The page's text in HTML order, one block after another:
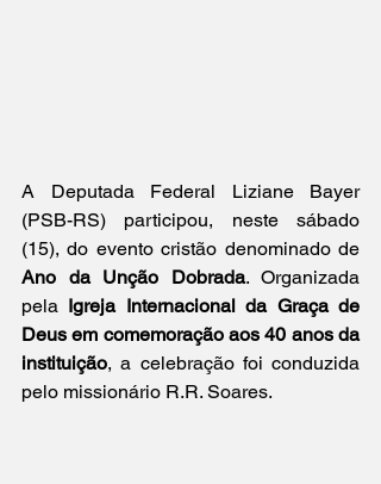
A Deputada Federal Liziane Bayer
(PSB-RS) participou, neste sábado
Ano da Unção Dobrada. Organizada
pela Igreja Internacional da Graça de
Deus em comemoração aos 40 anos da
instituição, a celebração foi conduzida
pelo missionário R.R. Soares.